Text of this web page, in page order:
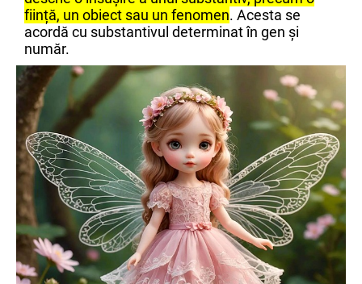
ființă, un obiect sau un fenomen. Acesta se
acordă cu substantivul determinat în gen și
număr.